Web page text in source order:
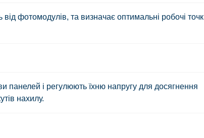
від фотомодулів, та визначає оптимальні робочі
панелей і регулюють їхню напругу для досягнення
нахилу.